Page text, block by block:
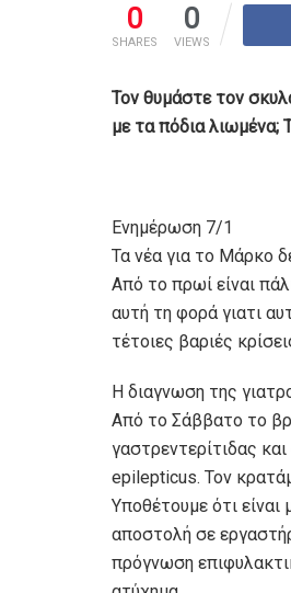
0
SHARES
0
VIEWS
Τον θυμάστε τον
με τα πόδια λιωμένα;
Ενημέρωση 7/1
Τα νέα για το Μάρκο
Από το πρωί είναι
αυτή τη φορά γιατι
τέτοιες βαριές
Η διαγνωση της
Από το Σάββατο το
γαστρεντερίτιδας
epilepticus. Τον
Υποθέτουμε ότι
αποστολή σε
πρόγνωση